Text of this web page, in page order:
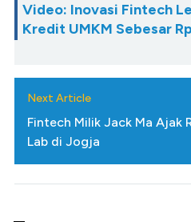
Video: Inovasi Fintech
Kredit UMKM Sebesar
Next Article
Fintech Milik Jack Ma Ajak
Lab di Jogja